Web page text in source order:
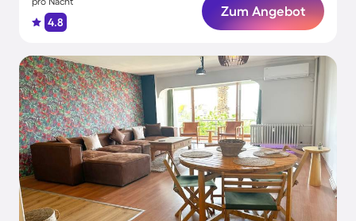
4.8
Zum Angebot